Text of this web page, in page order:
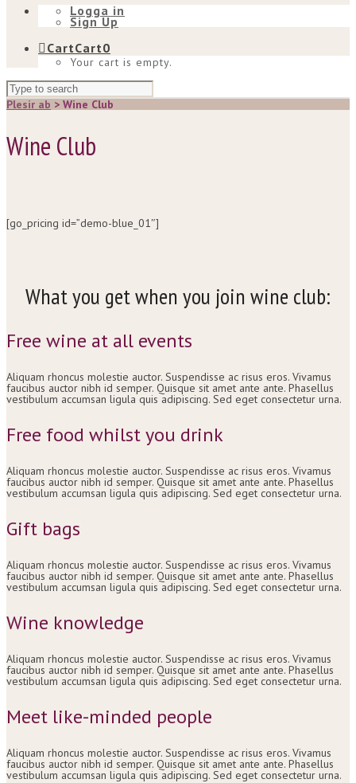
Logga in
Sign Up
CartCart0
Your cart is empty.
Plesir ab > Wine Club
Wine Club
[go_pricing id=”demo-blue_01″]
What you get when you join wine club:
Free wine at all events
Aliquam rhoncus molestie auctor. Suspendisse ac risus eros. Vivamus
faucibus auctor nibh id semper. Quisque sit amet ante ante. Phasellus
vestibulum accumsan ligula quis adipiscing. Sed eget consectetur urna.
Free food whilst you drink
Aliquam rhoncus molestie auctor. Suspendisse ac risus eros. Vivamus
faucibus auctor nibh id semper. Quisque sit amet ante ante. Phasellus
vestibulum accumsan ligula quis adipiscing. Sed eget consectetur urna.
Gift bags
Aliquam rhoncus molestie auctor. Suspendisse ac risus eros. Vivamus
faucibus auctor nibh id semper. Quisque sit amet ante ante. Phasellus
vestibulum accumsan ligula quis adipiscing. Sed eget consectetur urna.
Wine knowledge
Aliquam rhoncus molestie auctor. Suspendisse ac risus eros. Vivamus
faucibus auctor nibh id semper. Quisque sit amet ante ante. Phasellus
vestibulum accumsan ligula quis adipiscing. Sed eget consectetur urna.
Meet like-minded people
Aliquam rhoncus molestie auctor. Suspendisse ac risus eros. Vivamus
faucibus auctor nibh id semper. Quisque sit amet ante ante. Phasellus
vestibulum accumsan ligula quis adipiscing. Sed eget consectetur urna.